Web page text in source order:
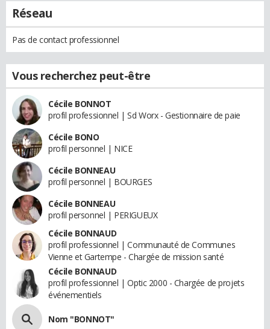
Réseau
Pas de contact professionnel
Vous recherchez peut-être
Cécile BONNOT
profil professionnel | Sd Worx - Gestionnaire de paie
Cécile BONO
profil personnel | NICE
Cécile BONNEAU
profil personnel | BOURGES
Cécile BONNEAU
profil personnel | PERIGUEUX
Cécile BONNAUD
profil professionnel | Communauté de Communes
Vienne et Gartempe - Chargée de mission santé
Cécile BONNAUD
profil professionnel | Optic 2000 - Chargée de projets
événementiels
Nom "BONNOT"